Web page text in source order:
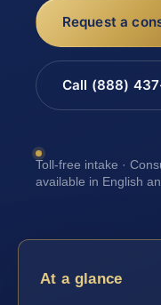
Request a
Call (888)
Toll-free intake ·
available in English
At a glance